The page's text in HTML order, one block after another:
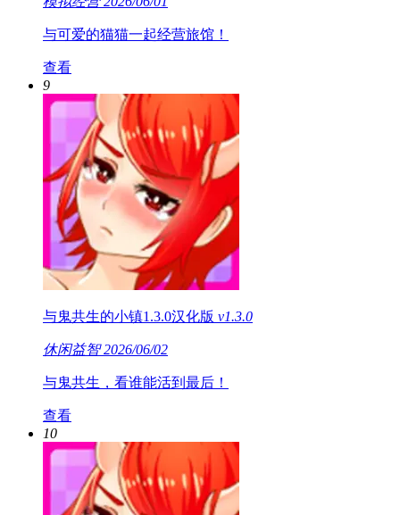
与可爱的猫猫一起经营旅馆！
查看
9
与鬼共生的小镇1.3.0汉化版 v1.3.0
休闲益智2026/06/02
与鬼共生，看谁能活到最后！
查看
10